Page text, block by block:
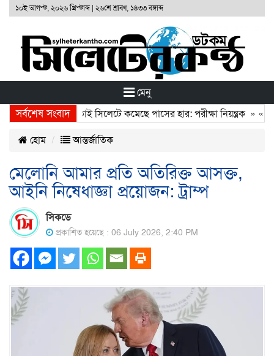
১০ই আগস্ট, ২০২৬ খ্রিস্টাব্দ| ২৬শে শ্রাবণ, ১৪৩৩ বঙ্গাব্দ
মেনু
সর্বশেষ সংবাদ
ও ক্লিয়ার’ পরীক্ষা, তাই সিলেটে কমেছে পাসের হার: পরীক্ষা নিয়ন্ত্রক» «
হোম আন্তর্জাতিক
মেলোনি আমার প্রতি অতিরিক্ত আসক্ত,
আইনি নিষেধাজ্ঞা প্রয়োজন: ট্রাম্প
সিকডে
প্রকাশিত হয়েছে : 06 July 2026, 2:40 PM